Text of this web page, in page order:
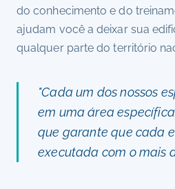
do conhecimento e do
ajudam você a deixar sua
qualquer parte do território
"Cada um dos nossos
em uma área
que garante que cada
executada com o mais